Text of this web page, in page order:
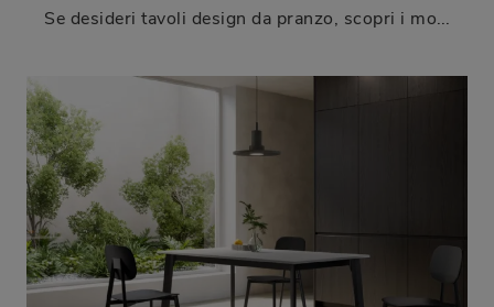
Se desideri tavoli design da pranzo, scopri i modelli allungabili di Arredo3: clicca e scopri il modello Toledo in HPL.